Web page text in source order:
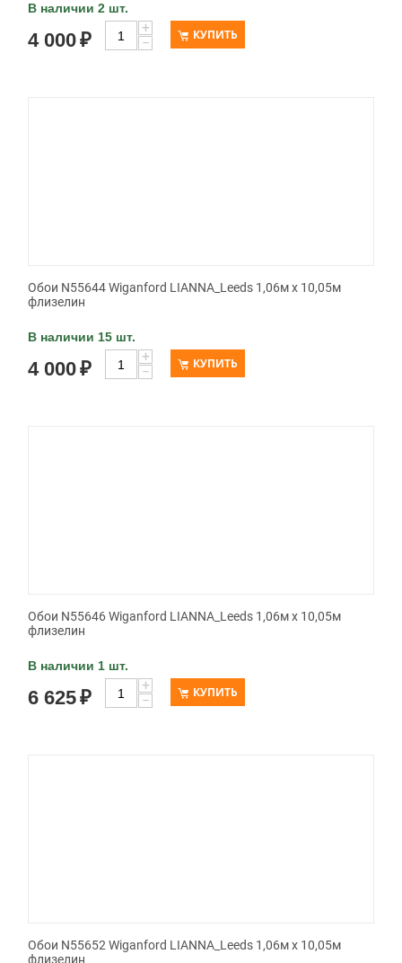
В наличии 2 шт.
4 000₽
+
−
КУПИТЬ
Обои N55644 Wiganford LIANNA_Leeds 1,06м х 10,05м
флизелин
В наличии 15 шт.
4 000₽
+
−
КУПИТЬ
Обои N55646 Wiganford LIANNA_Leeds 1,06м х 10,05м
флизелин
В наличии 1 шт.
6 625₽
+
−
КУПИТЬ
Обои N55652 Wiganford LIANNA_Leeds 1,06м х 10,05м
флизелин